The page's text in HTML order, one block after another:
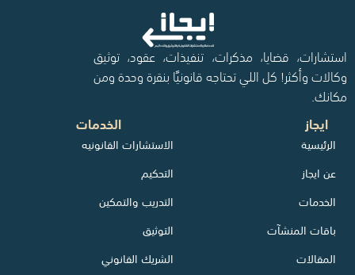
استشارات، قضايا، مذكرات، تنفيذات، عقود، توثيق
وكالات وأكثر! كل اللي تحتاجه قانونيًا بنقرة وحدة ومن
مكانك.
ايجاز
الرئيسية
عن ايجاز
الخدمات
باقات المنشآت
المقالات
الخدمات
الاستشارات القانونيه
التحكيم
التدريب والتمكين
التوثيق
الشريك القانوني